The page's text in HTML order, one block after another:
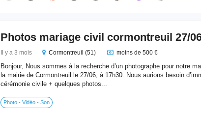
Photos mariage civil cormontreuil 27/
Il y a 3 mois Cormontreuil (51) moins de 500 €
Bonjour, Nous sommes à la recherche d’un photographe pour notre
la mairie de Cormontreuil le 27/06, à 17h30. Nous aurions besoin
cérémonie civile + quelques photos...
Photo - Vidéo - Son